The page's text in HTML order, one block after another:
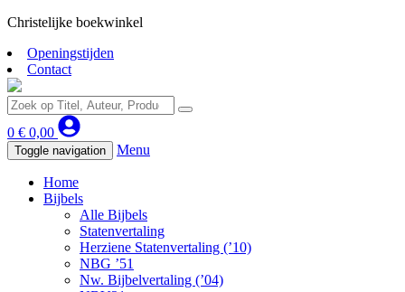
Christelijke boekwinkel
Openingstijden
Contact
0 € 0,00
Toggle navigation Menu
Home
Bijbels
Alle Bijbels
Statenvertaling
Herziene Statenvertaling (’10)
NBG ’51
Nw. Bijbelvertaling (’04)